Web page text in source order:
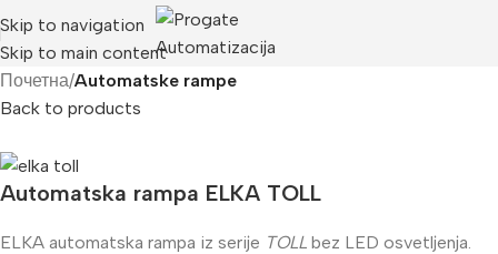
Skip to navigation
Skip to main content
Почетна Automatske rampe
Back to products
Automatska rampa ELKA TOLL
ELKA automatska rampa iz serije TOLL bez LED osvetljenja.